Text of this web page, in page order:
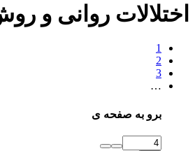
اختلالات روانی و
1
2
3
…
برو به صفحه ی